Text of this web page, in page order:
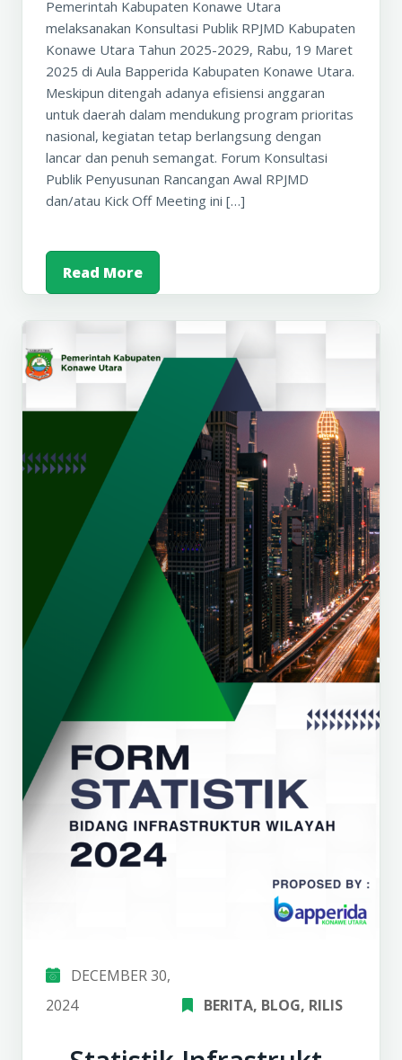
Pemerintah Kabupaten Konawe Utara
melaksanakan Konsultasi Publik RPJMD Kabupaten
Konawe Utara Tahun 2025-2029, Rabu, 19 Maret
2025 di Aula Bapperida Kabupaten Konawe Utara.
Meskipun ditengah adanya efisiensi anggaran
untuk daerah dalam mendukung program prioritas
nasional, kegiatan tetap berlangsung dengan
lancar dan penuh semangat. Forum Konsultasi
Publik Penyusunan Rancangan Awal RPJMD
dan/atau Kick Off Meeting ini […]
Read More
DECEMBER 30,
2024
BERITA‚ BLOG‚ RILIS